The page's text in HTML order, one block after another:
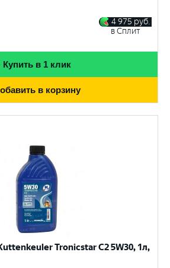
4 975 руб.
в Сплит
Купить в 1 клик
в корзину
Tronicstar C2 5W30, 1л,